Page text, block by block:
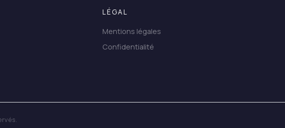
LÉGAL
Mentions légales
Confidentialité